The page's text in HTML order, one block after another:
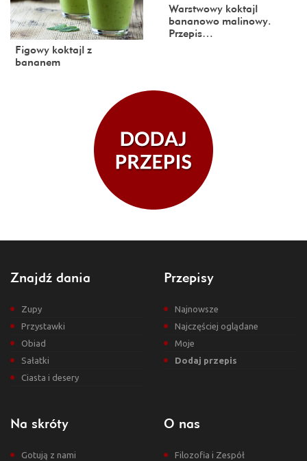
Figowy koktajl z
bananem
Warstwowy koktajl
bananowo malinowy.
Przepis…
Znajdź dania
Zupy
Przystawki
Obiad
Sałatki
Ciasta i desery
Przepisy
Najnowsze
Najczęściej oglądane
Moje
Dodaj przepis
Na skróty
Gotują z nami
O nas
Filozofia i Zespół